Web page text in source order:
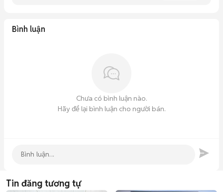
Bình luận
Chưa có bình luận nào.
Hãy để lại bình luận cho người bán.
Tin đăng tương tự